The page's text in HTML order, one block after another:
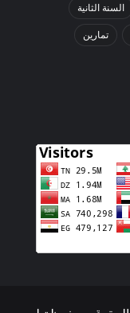
السنة الثانية
تمارين